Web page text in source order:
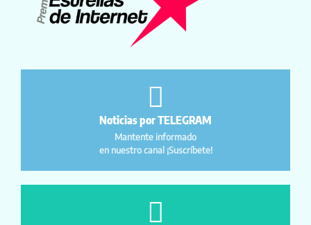
Noticias por TELEGRAM
Mantente informado
en nuestro canal ¡Suscríbete!